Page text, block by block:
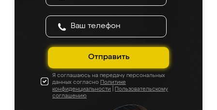
Отправить
Я соглашаюсь на передачу персональных
данных согласно Политике
конфиденциальности
Пользовательскому
соглашению